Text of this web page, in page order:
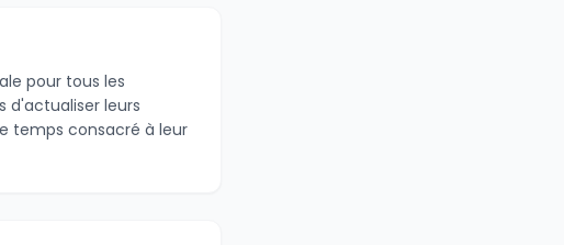
pour tous les
d'actualiser leurs
temps consacré à leur